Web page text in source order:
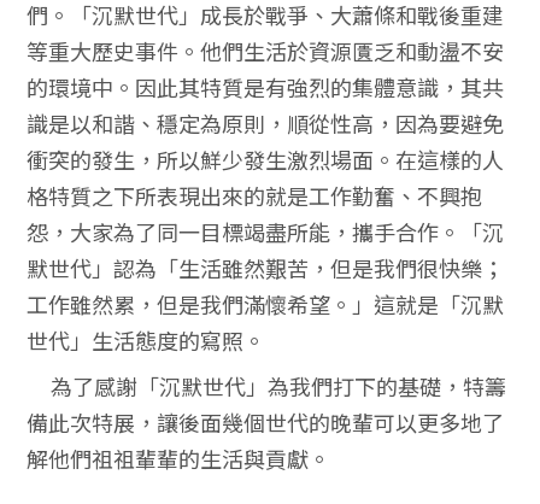
們。「沉默世代」成長於戰爭、大蕭條和戰後重建
等重大歷史事件。他們生活於資源匱乏和動盪不安
的環境中。因此其特質是有強烈的集體意識，其共
識是以和諧、穩定為原則，順從性高，因為要避免
衝突的發生，所以鮮少發生激烈場面。在這樣的人
格特質之下所表現出來的就是工作勤奮、不興抱
怨，大家為了同一目標竭盡所能，攜手合作。「沉
默世代」認為「生活雖然艱苦，但是我們很快樂；
工作雖然累，但是我們滿懷希望。」這就是「沉默
世代」生活態度的寫照。
為了感謝「沉默世代」為我們打下的基礎，特籌
備此次特展，讓後面幾個世代的晚輩可以更多地了
解他們祖祖輩輩的生活與貢獻。